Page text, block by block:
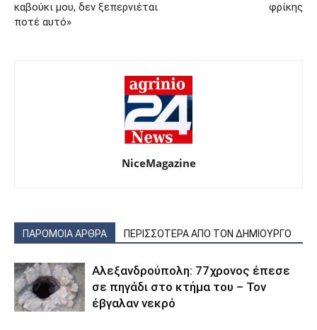
καβούκι μου, δεν ξεπερνιέται
ποτέ αυτό»
φρίκης
NiceMagazine
ΠΑΡΟΜΟΙΑ ΑΡΘΡΑ ΠΕΡΙΣΣΟΤΕΡΑ ΑΠΟ ΤΟΝ ΔΗΜΙΟΥΡΓΟ
Αλεξανδρούπολη: 77χρονος έπεσε
σε πηγάδι στο κτήμα του – Τον
έβγαλαν νεκρό